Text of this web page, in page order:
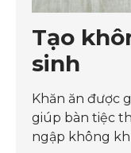
Tạo
sinh
Khăn ăn được
giúp bàn tiệc
ngập không